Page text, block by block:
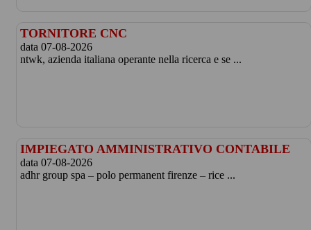
TORNITORE CNC
data 07-08-2026
ntwk, azienda italiana operante nella ricerca e se ...
IMPIEGATO AMMINISTRATIVO CONTABILE
data 07-08-2026
adhr group spa – polo permanent firenze – rice ...